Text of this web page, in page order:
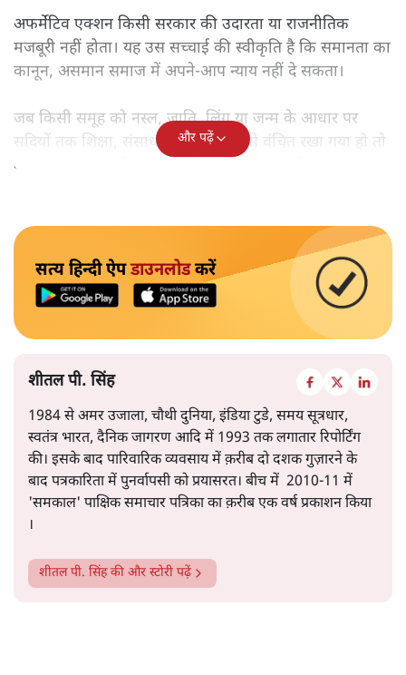
अफर्मेटिव एक्शन किसी सरकार की उदारता या राजनीतिक
मजबूरी नहीं होता। यह उस सच्चाई की स्वीकृति है कि समानता का
कानून, असमान समाज में अपने-आप न्याय नहीं दे सकता।
जब किसी समूह को नस्ल, जाति, लिंग या जन्म के आधार पर
सदियों तक शिक्षा, संसाधनों और सम्मान से वंचित रखा गया हो तो
केवल ‘सब बराबर हैं’ कह देने से स्थिति नहीं बदलती।
और पढ़ें
सत्य हिन्दी ऐपडाउनलोडकरें
शीतल पी. सिंह
1984 से अमर उजाला, चौथी दुनिया, इंडिया टुडे, समय सूत्रधार,
स्वतंत्र भारत, दैनिक जागरण आदि में 1993 तक लगातार रिपोर्टिंग
की। इसके बाद पारिवारिक व्यवसाय में क़रीब दो दशक गुज़ारने के
बाद पत्रकारिता में पुनर्वापसी को प्रयासरत। बीच में 2010-11 में
'समकाल' पाक्षिक समाचार पत्रिका का क़रीब एक वर्ष प्रकाशन किया
।
शीतल पी. सिंहकी और स्टोरी पढ़ें